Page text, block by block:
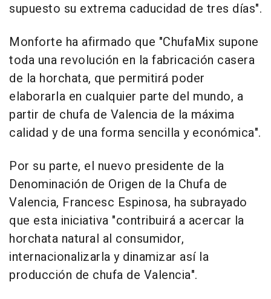
supuesto su extrema caducidad de tres días".
Monforte ha afirmado que "ChufaMix supone
toda una revolución en la fabricación casera
de la horchata, que permitirá poder
elaborarla en cualquier parte del mundo, a
partir de chufa de Valencia de la máxima
calidad y de una forma sencilla y económica".
Por su parte, el nuevo presidente de la
Denominación de Origen de la Chufa de
Valencia, Francesc Espinosa, ha subrayado
que esta iniciativa "contribuirá a acercar la
horchata natural al consumidor,
internacionalizarla y dinamizar así la
producción de chufa de Valencia".